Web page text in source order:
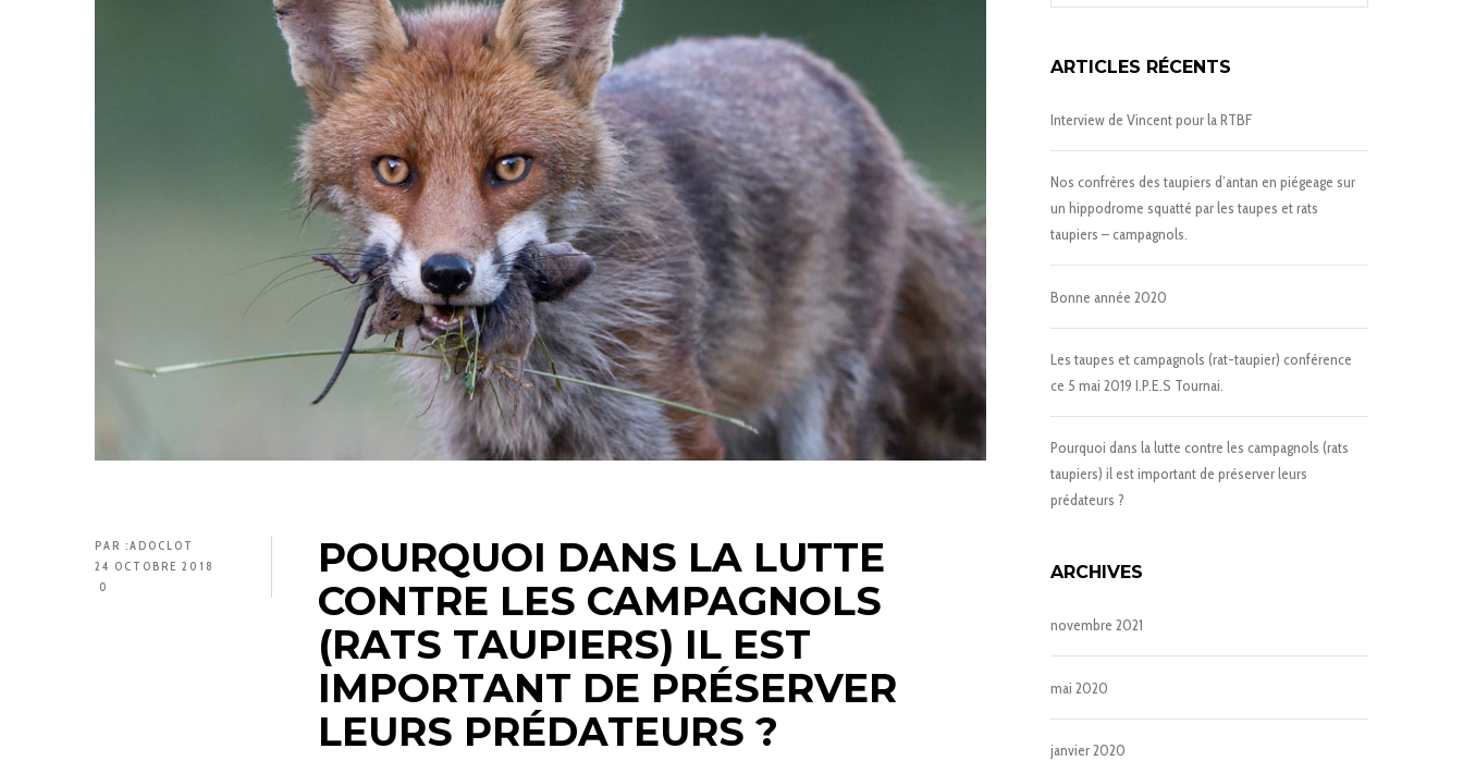
PAR :ADOCLOT
24 OCTOBRE 2018
0
POURQUOI DANS LA LUTTE
CONTRE LES CAMPAGNOLS
(RATS TAUPIERS) IL EST
IMPORTANT DE PRÉSERVER
LEURS PRÉDATEURS ?
ARTICLES RÉCENTS
Interview de Vincent pour la RTBF
Nos confrères des taupiers d’antan en piégeage sur
un hippodrome squatté par les taupes et rats
taupiers – campagnols.
Bonne année 2020
Les taupes et campagnols (rat-taupier) conférence
ce 5 mai 2019 I.P.E.S Tournai.
Pourquoi dans la lutte contre les campagnols (rats
taupiers) il est important de préserver leurs
prédateurs ?
ARCHIVES
novembre 2021
mai 2020
janvier 2020